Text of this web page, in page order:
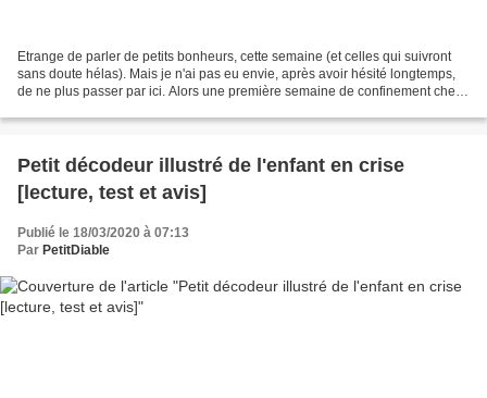
Etrange de parler de petits bonheurs, cette semaine (et celles qui suivront
sans doute hélas). Mais je n'ai pas eu envie, après avoir hésité longtemps,
de ne plus passer par ici. Alors une première semaine de confinement chez
Petit décodeur illustré de l'enfant en crise
[lecture, test et avis]
Publié le 18/03/2020 à 07:13
Par PetitDiable